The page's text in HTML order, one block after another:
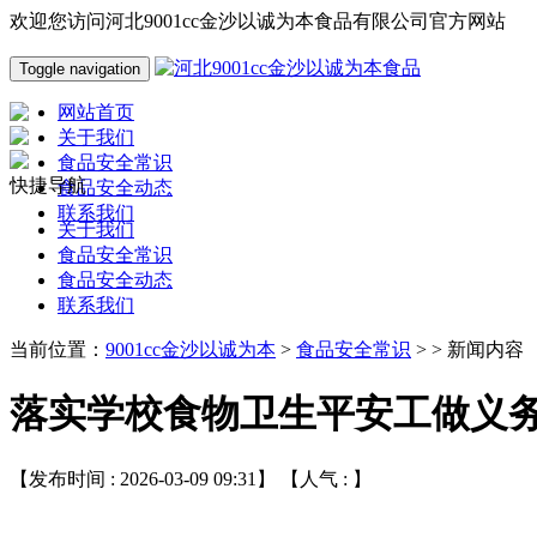
欢迎您访问河北9001cc金沙以诚为本食品有限公司官方网站
Toggle navigation
网站首页
关于我们
食品安全常识
食品安全动态
联系我们
快捷导航
关于我们
食品安全常识
食品安全动态
联系我们
当前位置： 9001cc金沙以诚为本 > 食品安全常识 > > 新闻内容
落实学校食物卫生平安工做义
【发布时间 : 2026-03-09 09:31】 【人气 : 】